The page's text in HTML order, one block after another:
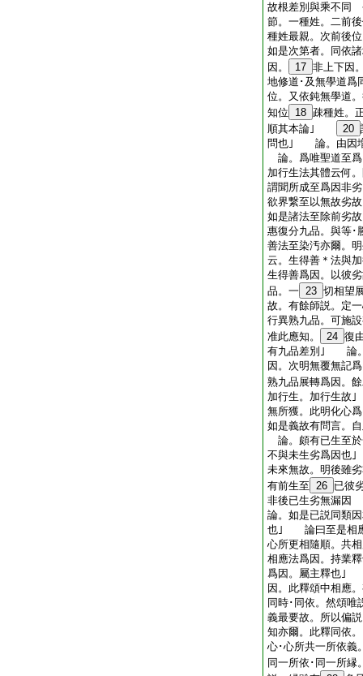
故根差別與乘不同
節。一種姓。二前
種姓最親。次前後
如是次第者。同依
因。
17 非上下因
地修道･及無學道爲
位。又依鈍無學道
知位
18 疎種姓。
順其本論｣
20
問也｣ 論。由因増
論。爲唯聖道至
加行生法其體云何
謂聞所成至爲因
欲界繋至以無故
如是諸法至除前劣
惠復分九品。與
善法至染汚亦爾。
云。生得善＊法與
生得善爲因。以彼
品。一 23 切相望
故。有餘師説。定
行異熟九品。可施
准此應知。
24 復
有九品差別｣ 論。
因。次明無覆無記
熟九品展轉爲因。
加行生。加行生
無所獲。此明化
如是義故有問言。
論。頗有已生至
不與未生劣爲因
未來無故。明後
有前生至 26 已彼
非後已生劣無漏因
論。如是已説同類
也｣ 論曰至是相應
心所更相隨順。共
相應法爲因。持業
爲因。屬主釋也｣
因。此釋頌中相應
同時･同依。然頌唯
義最要故。所以
知亦爾。此釋同依
心･心所共一所依
同一所依･同一所縁